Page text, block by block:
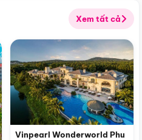
Xem tất cả
Vinpearl Wonderworld Phu